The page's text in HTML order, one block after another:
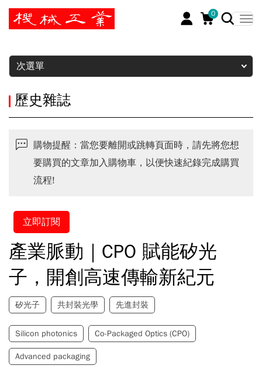
0
暫停
次選單
歷史雜誌
購物提醒：當您要離開或跳轉頁面時，請先將您想
要購買的文章加入購物車，以便快速紀錄完成購買
流程!
立即訂閱
產業脈動｜CPO 賦能矽光
子，開創高速傳輸新紀元
矽光子 共封裝光學 先進封裝
Silicon photonics Co-Packaged Optics (CPO)
Advanced packaging